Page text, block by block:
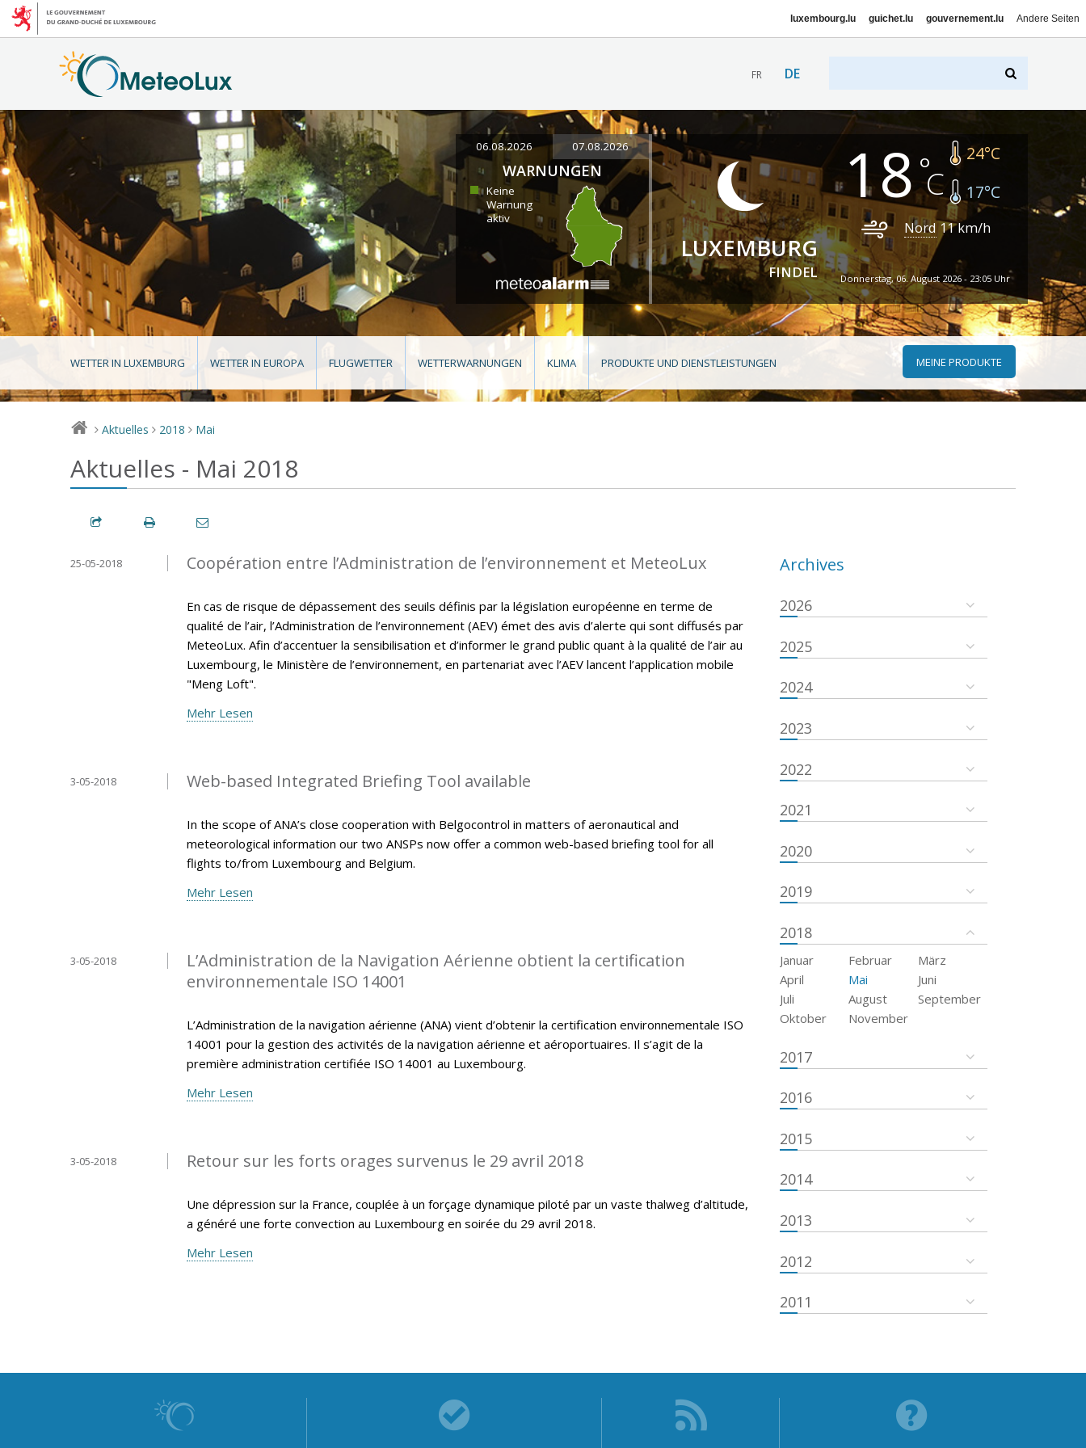
luxembourg.lu guichet.lu gouvernement.lu Andere Seiten
FR DE
06.08.2026 07.08.2026
WARNUNGEN
Keine
Warnung
aktiv
LUXEMBURG
FINDEL
18 24°C
17°C
Nord 11km/h
Donnerstag, 06. August 2026 - 23:05 Uhr
WETTER IN LUXEMBURG WETTER IN EUROPA FLUGWETTER WETTERWARNUNGEN KLIMA PRODUKTE UND DIENSTLEISTUNGEN MEINE PRODUKTE
> Aktuelles > 2018 > Mai
Aktuelles - Mai 2018
Coopération entre l’Administration de l’environnement et MeteoLux
25-05-2018
En cas de risque de dépassement des seuils définis par la législation européenne en terme de
qualité de l’air, l’Administration de l’environnement (AEV) émet des avis d’alerte qui sont diffusés par
MeteoLux. Afin d’accentuer la sensibilisation et d’informer le grand public quant à la qualité de l’air au
Luxembourg, le Ministère de l’environnement, en partenariat avec l’AEV lancent l’application mobile
"Meng Loft".
Mehr Lesen
Web-based Integrated Briefing Tool available
3-05-2018
In the scope of ANA’s close cooperation with Belgocontrol in matters of aeronautical and
meteorological information our two ANSPs now offer a common web-based briefing tool for all
flights to/from Luxembourg and Belgium.
Mehr Lesen
L’Administration de la Navigation Aérienne obtient la certification
environnementale ISO 14001
3-05-2018
L’Administration de la navigation aérienne (ANA) vient d’obtenir la certification environnementale ISO
14001 pour la gestion des activités de la navigation aérienne et aéroportuaires. Il s’agit de la
première administration certifiée ISO 14001 au Luxembourg.
Mehr Lesen
Retour sur les forts orages survenus le 29 avril 2018
3-05-2018
Une dépression sur la France, couplée à un forçage dynamique piloté par un vaste thalweg d’altitude,
a généré une forte convection au Luxembourg en soirée du 29 avril 2018.
Mehr Lesen
Archives
2026
2025
2024
2023
2022
2021
2020
2019
2018
Januar Februar
März
April
Mai
Juni
Juli
August
September
Oktober
November
2017
2016
2015
2014
2013
2012
2011